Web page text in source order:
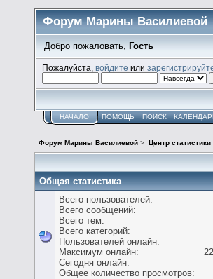
Форум Марины Василиевой
Добро пожаловать, Гость
Пожалуйста,войдите или
НАЧАЛО ПОМОЩЬ ПОИСК
Форум Марины Василиевой > Центр статистики
Общая статистика
Всего пользователей:
Всего сообщений:
Всего тем:
Всего категорий:
Пользователей онлайн:
Максимум онлайн:
Сегодня онлайн:
Общее количество просмотров: